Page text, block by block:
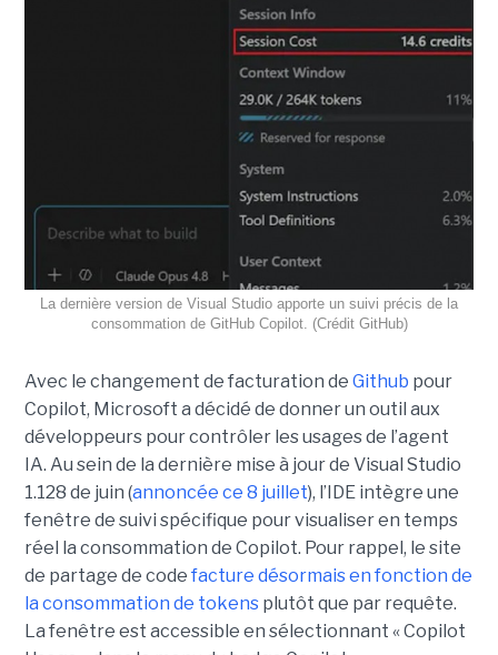
La dernière version de Visual Studio apporte un suivi précis de la
consommation de GitHub Copilot. (Crédit GitHub)
Avec le changement de facturation de Github pour
Copilot, Microsoft a décidé de donner un outil aux
développeurs pour contrôler les usages de l’agent
IA. Au sein de la dernière mise à jour de Visual Studio
1.128 de juin (annoncée ce 8 juillet), l’IDE intègre une
fenêtre de suivi spécifique pour visualiser en temps
réel la consommation de Copilot. Pour rappel, le site
de partage de code facture désormais en fonction de
la consommation de tokens plutôt que par requête.
La fenêtre est accessible en sélectionnant « Copilot